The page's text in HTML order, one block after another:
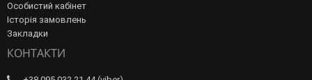
Особистий кабінет
Історія замовлень
Закладки
КОНТАКТИ